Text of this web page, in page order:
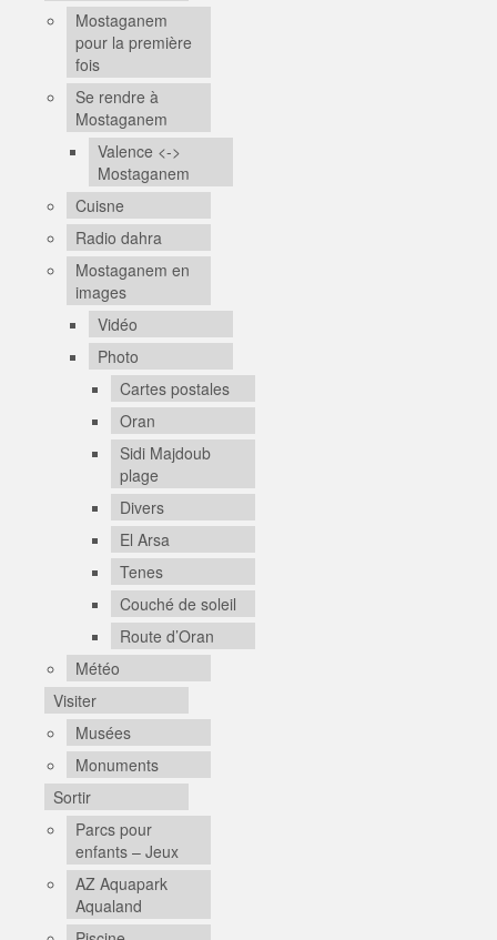
Mostaganem
pour la première
fois
Se rendre à
Mostaganem
Valence <->
Mostaganem
Cuisne
Radio dahra
Mostaganem en
images
Vidéo
Photo
Cartes postales
Oran
Sidi Majdoub
plage
Divers
El Arsa
Tenes
Couché de soleil
Route d’Oran
Météo
Visiter
Musées
Monuments
Sortir
Parcs pour
enfants – Jeux
AZ Aquapark
Aqualand